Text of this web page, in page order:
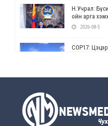
Н.Учрал:
ойн арга
2026-08-5
СОР17:
2026-08-5